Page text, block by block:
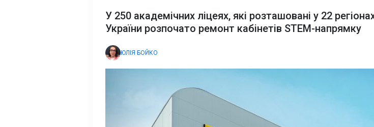
У 250 академічних ліцеях, які розташовані у 22
України розпочато ремонт кабінетів STEM-напрямку
ЮЛІЯ БОЙКО